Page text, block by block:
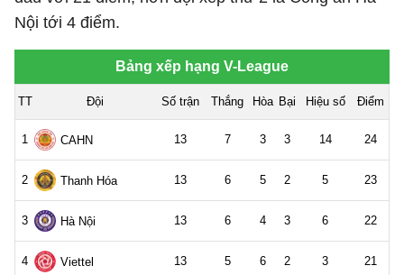
Nội tới 4 điểm.